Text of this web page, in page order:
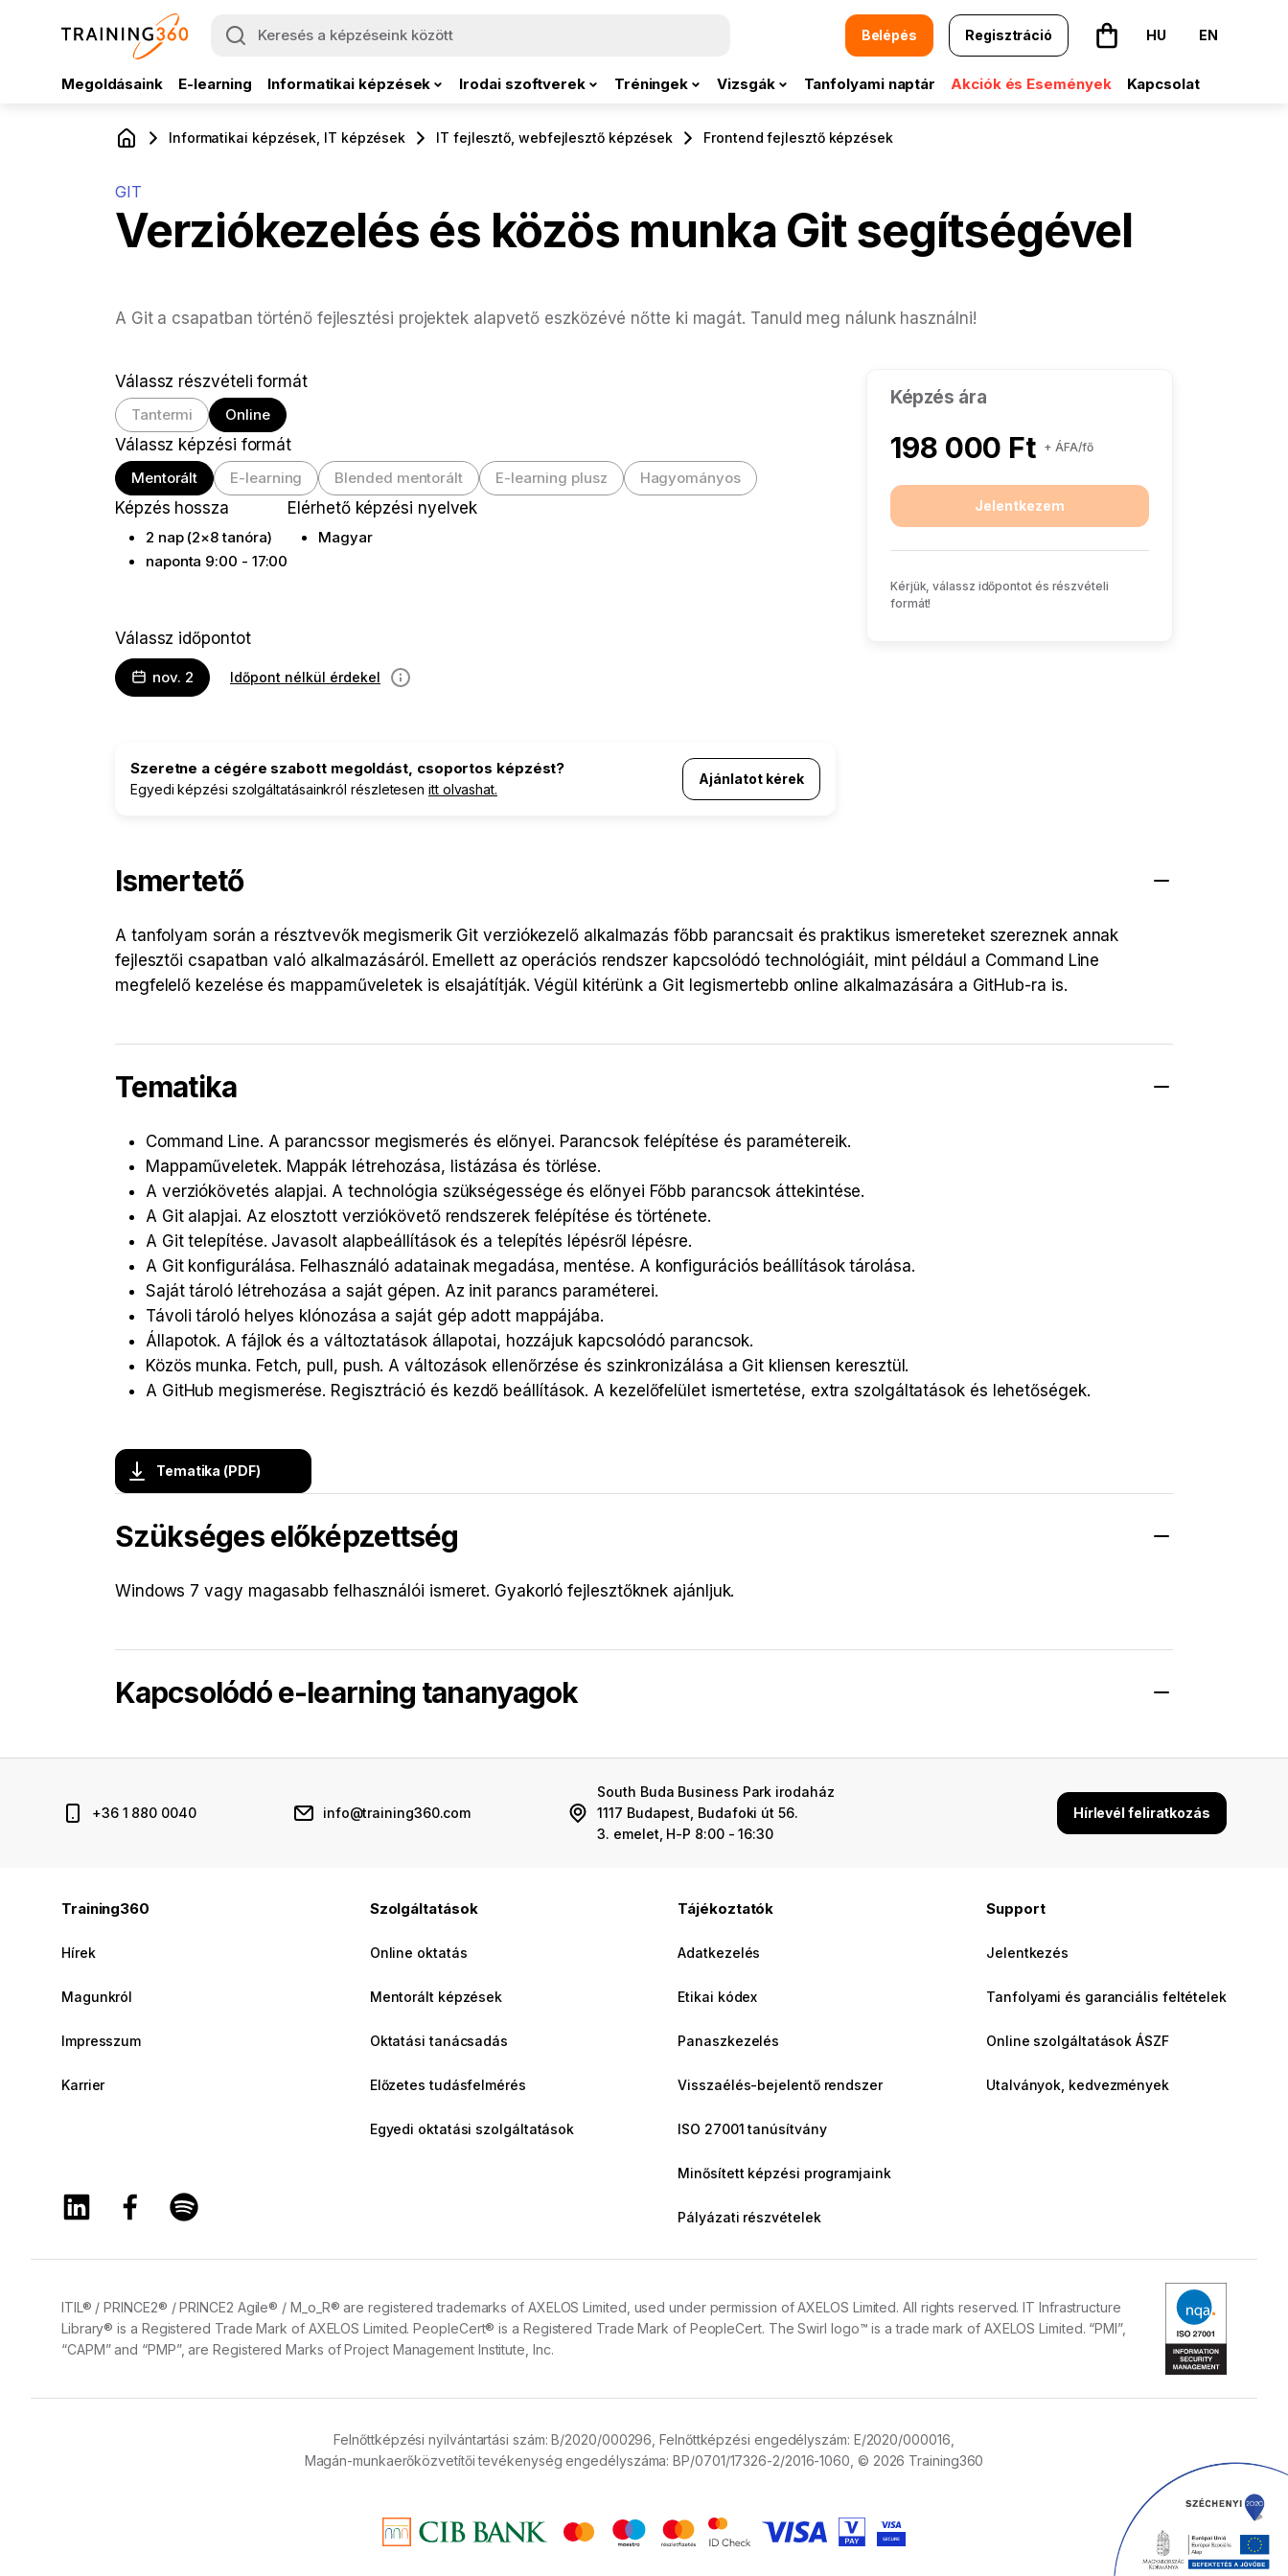
Belépés Regisztráció
A kosár üres
HU EN
Megoldásaink E-learning Informatikai képzések Irodai szoftverek Tréningek Vizsgák Tanfolyami naptár Akciók és Események Kapcsolat
Informatikai képzések, IT képzések IT fejlesztő, webfejlesztő képzések Frontend fejlesztő képzések
GIT
Verziókezelés és közös munka Git segítségével
A Git a csapatban történő fejlesztési projektek alapvető eszközévé nőtte ki magát. Tanuld meg nálunk használni!
Válassz részvételi formát
Tantermi Online
Válassz képzési formát
Mentorált E-learning Blended mentorált E-learning plusz Hagyományos
Képzés hossza
2 nap (2×8 tanóra)
naponta 9:00 - 17:00
Elérhető képzési nyelvek
Magyar
Válassz időpontot
nov. 2 Időpont nélkül érdekel
információ
Képzés ára
198 000 Ft + ÁFA/fő
Jelentkezem
Kérjük, válassz időpontot és részvételi
formát!
Szeretne a cégére szabott megoldást, csoportos képzést?
Egyedi képzési szolgáltatásainkról részletesenitt olvashat.
Ajánlatot kérek
Ismertető
A tanfolyam során a résztvevők megismerik Git verziókezelő alkalmazás főbb parancsait és praktikus ismereteket szereznek annak
fejlesztői csapatban való alkalmazásáról. Emellett az operációs rendszer kapcsolódó technológiáit, mint például a Command Line
megfelelő kezelése és mappaműveletek is elsajátítják. Végül kitérünk a Git legismertebb online alkalmazására a GitHub-ra is.
Tematika
Command Line. A parancssor megismerés és előnyei. Parancsok felépítése és paramétereik.
Mappaműveletek. Mappák létrehozása, listázása és törlése.
A verziókövetés alapjai. A technológia szükségessége és előnyei Főbb parancsok áttekintése.
A Git alapjai. Az elosztott verziókövető rendszerek felépítése és története.
A Git telepítése. Javasolt alapbeállítások és a telepítés lépésről lépésre.
A Git konfigurálása. Felhasználó adatainak megadása, mentése. A konfigurációs beállítások tárolása.
Saját tároló létrehozása a saját gépen. Az init parancs paraméterei.
Távoli tároló helyes klónozása a saját gép adott mappájába.
Állapotok. A fájlok és a változtatások állapotai, hozzájuk kapcsolódó parancsok.
Közös munka. Fetch, pull, push. A változások ellenőrzése és szinkronizálása a Git kliensen keresztül.
A GitHub megismerése. Regisztráció és kezdő beállítások. A kezelőfelület ismertetése, extra szolgáltatások és lehetőségek.
Tematika (PDF)
Szükséges előképzettség
Windows 7 vagy magasabb felhasználói ismeret. Gyakorló fejlesztőknek ajánljuk.
Kapcsolódó e-learning tananyagok
+36 1 880 0040 info@training360.com
South Buda Business Park irodaház
1117 Budapest, Budafoki út 56.
3. emelet, H-P 8:00 - 16:30
Hírlevél feliratkozás
Training360
Hírek
Magunkról
Impresszum
Karrier
Szolgáltatások
Online oktatás
Mentorált képzések
Oktatási tanácsadás
Előzetes tudásfelmérés
Egyedi oktatási szolgáltatások
Tájékoztatók
Adatkezelés
Etikai kódex
Panaszkezelés
Visszaélés-bejelentő rendszer
ISO 27001 tanúsítvány
Minősített képzési programjaink
Pályázati részvételek
Support
Jelentkezés
Tanfolyami és garanciális feltételek
Online szolgáltatások ÁSZF
Utalványok, kedvezmények
A Training360 Linkedin oldala
A Training360 Facebook oldala
ITIL® / PRINCE2® / PRINCE2 Agile® / M_o_R® are registered trademarks of AXELOS Limited, used under permission of AXELOS Limited. All rights reserved. IT Infrastructure
Library® is a Registered Trade Mark of AXELOS Limited. PeopleCert® is a Registered Trade Mark of PeopleCert. The Swirl logo™ is a trade mark of AXELOS Limited. “PMI”,
“CAPM” and “PMP”, are Registered Marks of Project Management Institute, Inc.
Felnőttképzési nyilvántartási szám:B/2020/000296,Felnőttképzési engedélyszám: E/2020/000016,
Magán-munkaerőközvetítői tevékenység engedélyszáma:BP/0701/17326-2/2016-1060, © 2026 Training360